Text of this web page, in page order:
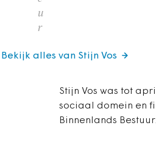
u
r
Stijn Vos was tot
sociaal domein en
Binnenlands Bestuur.
Bekijk alles van Stijn Vos